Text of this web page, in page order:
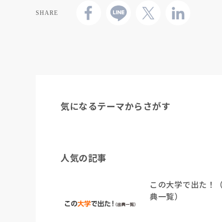
SHARE
気になるテーマからさがす
人気の記事
この大学で出た！
典一覧）